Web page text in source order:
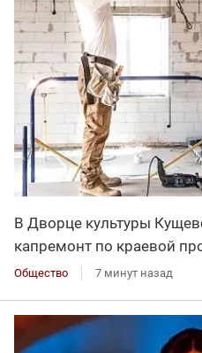
В Дворце культуры
капремонт по краевой
Общество 7 минут назад